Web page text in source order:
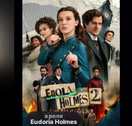
в роли
Eudoria Holmes